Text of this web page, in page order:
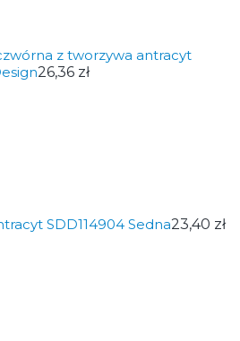
z tworzywa antracyt
26,36 zł
SDD114904 Sedna23,40 zł